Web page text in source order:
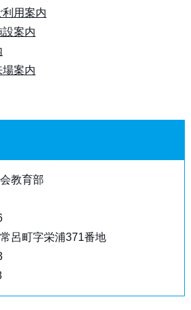
利用案内
設案内
場案内
教育部
呂町字栄浦371番地